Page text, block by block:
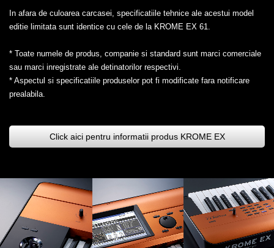
In afara de culoarea carcasei, specificatiile tehnice ale acestui model
editie limitata sunt identice cu cele de la KROME EX 61.
* Toate numele de produs, companie si standard sunt marci comerciale
sau marci inregistrate ale detinatorilor respectivi.
* Aspectul si specificatiile produselor pot fi modificate fara notificare
prealabila.
Click aici pentru informatii produs KROME EX